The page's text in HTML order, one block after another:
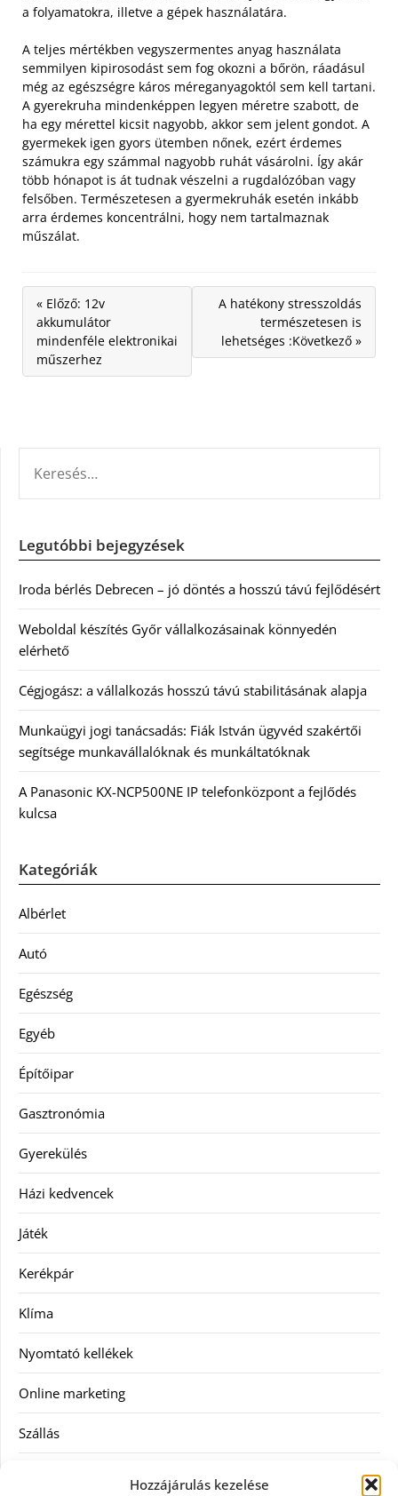
Hozzájárulás kezelése
a folyamatokra, illetve a gépek használatára.
A teljes mértékben vegyszermentes anyag használata
semmilyen kipirosodást sem fog okozni a bőrön, ráadásul
még az egészségre káros méreganyagoktól sem kell tartani.
A gyerekruha mindenképpen legyen méretre szabott, de
ha egy mérettel kicsit nagyobb, akkor sem jelent gondot. A
gyermekek igen gyors ütemben nőnek, ezért érdemes
számukra egy számmal nagyobb ruhát vásárolni. Így akár
több hónapot is át tudnak vészelni a rugdalózóban vagy
felsőben. Természetesen a gyermekruhák esetén inkább
arra érdemes koncentrálni, hogy nem tartalmaznak
műszálat.
« Előző: 12v
akkumulátor
mindenféle elektronikai
műszerhez
A hatékony stresszoldás
természetesen is
lehetséges :Következő »
Legutóbbi bejegyzések
Iroda bérlés Debrecen – jó döntés a hosszú távú fejlődésért
Weboldal készítés Győr vállalkozásainak könnyedén
elérhető
Cégjogász: a vállalkozás hosszú távú stabilitásának alapja
Munkaügyi jogi tanácsadás: Fiák István ügyvéd szakértői
segítsége munkavállalóknak és munkáltatóknak
A Panasonic KX-NCP500NE IP telefonközpont a fejlődés
kulcsa
Kategóriák
Albérlet
Autó
Egészség
Egyéb
Építőipar
Gasztronómia
Gyerekülés
Házi kedvencek
Játék
Kerékpár
Klíma
Nyomtató kellékek
Online marketing
Szállás